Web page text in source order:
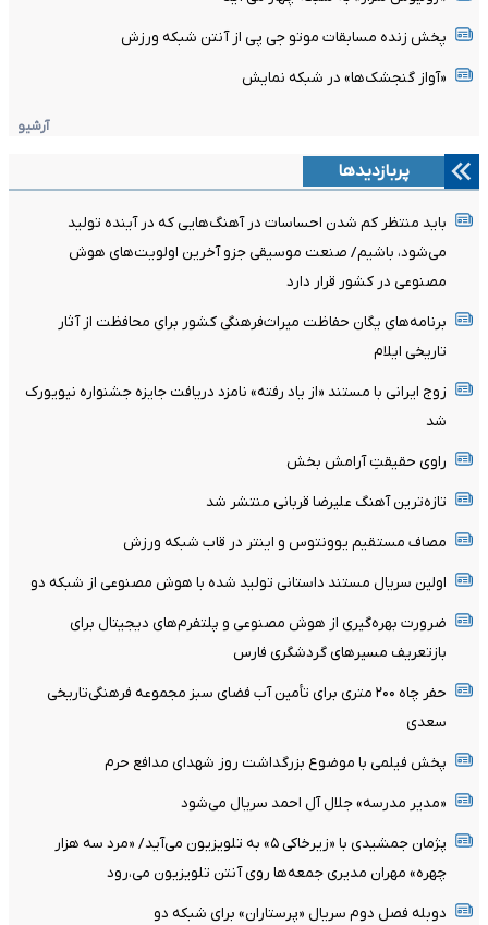
پخش زنده مسابقات موتو جی پی از آنتن شبکه ورزش
«آواز گنجشک‌ها» در شبکه نمایش
آرشیو
پربازدیدها
باید منتظر کم شدن احساسات در آهنگ‌هایی که در آینده تولید
می‌شود، باشیم/ صنعت موسیقی جزو آخرین اولویت‌های هوش
مصنوعی در کشور قرار دارد
برنامه‌های یگان حفاظت میراث‌فرهنگی کشور برای محافظت از آثار
تاریخی ایلام
زوج ایرانی با مستند «از یاد رفته» نامزد دریافت جایزه جشنواره نیویورک
شد
راوی حقیقتِ آرامش‌ بخش
تازه‌ترین آهنگ علیرضا قربانی منتشر شد
مصاف مستقیم یوونتوس و اینتر در قاب شبکه ورزش
اولین سریال مستند داستانی تولید شده با هوش مصنوعی از شبکه دو
ضرورت بهره‌گیری از هوش مصنوعی و پلتفرم‌های دیجیتال برای
بازتعریف مسیرهای گردشگری فارس
حفر چاه ۲۰۰ متری برای تأمین آب فضای سبز مجموعه فرهنگی‌تاریخی
سعدی
پخش فیلمی با موضوع بزرگداشت روز شهدای مدافع حرم
«مدیر مدرسه» جلال آل احمد سریال می‌شود
پژمان جمشیدی با «زیرخاکی ۵» به تلویزیون می‌آید/ «مرد سه هزار
چهره» مهران مدیری جمعه‌ها روی آنتن تلویزیون می‌،رود
دوبله فصل دوم سریال «پرستاران» برای شبکه دو